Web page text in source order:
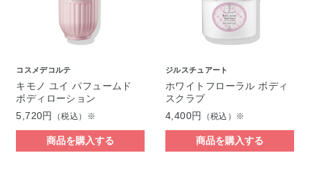
コスメデコルテ
キモノ ユイ パフュームド
ボディローション
5,720円
（税込）※
商品を購入する
ジルスチュアート
ホワイトフローラル ボディ
スクラブ
4,400円
（税込）※
商品を購入する